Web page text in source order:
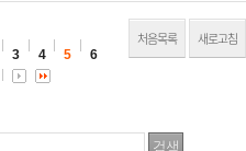
처음목록 새로고침
3 4 5
6